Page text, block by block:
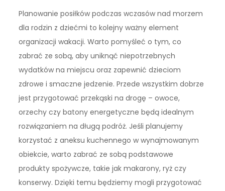
Planowanie posiłków podczas wczasów nad morzem
dla rodzin z dziećmi to kolejny ważny element
organizacji wakacji. Warto pomyśleć o tym, co
zabrać ze sobą, aby uniknąć niepotrzebnych
wydatków na miejscu oraz zapewnić dzieciom
zdrowe i smaczne jedzenie. Przede wszystkim dobrze
jest przygotować przekąski na drogę – owoce,
orzechy czy batony energetyczne będą idealnym
rozwiązaniem na długą podróż. Jeśli planujemy
korzystać z aneksu kuchennego w wynajmowanym
obiekcie, warto zabrać ze sobą podstawowe
produkty spożywcze, takie jak makarony, ryż czy
konserwy. Dzięki temu będziemy mogli przygotować